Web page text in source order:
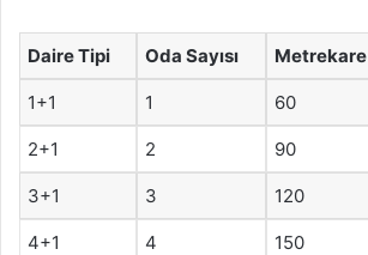
Daire Tipi Oda Sayısı Metrekare
1+1 1 60
2+1 2 90
3+1 3 120
4+1 4 150